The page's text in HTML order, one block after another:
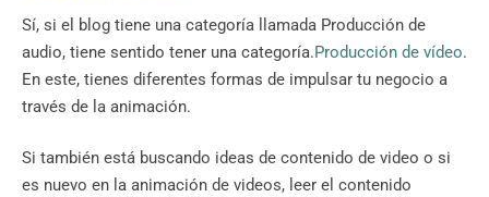
Sí, si el blog tiene una categoría llamada Producción de
audio, tiene sentido tener una categoría.Producción de vídeo.
En este, tienes diferentes formas de impulsar tu negocio a
través de la animación.
Si también está buscando ideas de contenido de video o si
es nuevo en la animación de videos, leer el contenido